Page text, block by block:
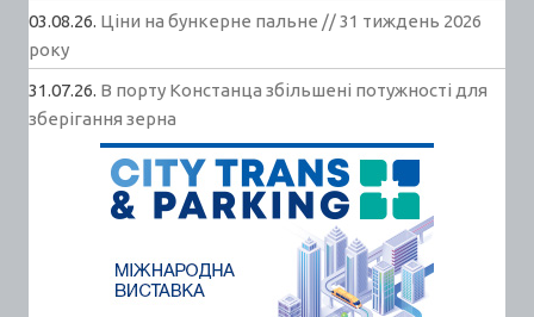
03.08.26. Ціни на бункерне пальне // 31 тиждень 2026
року
31.07.26. В порту Констанца збільшені потужності для
зберігання зерна